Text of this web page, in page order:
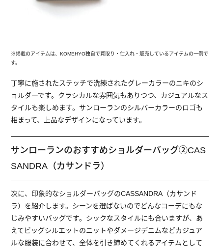
※掲載のアイテムは、KOMEHYO独自で買取り・仕入れ・販売しているアイテムの一例で
す。
丁寧に施されたステッチで洗練されたグレーカラーのニキのシ
ョルダーです。クラシカルな雰囲気もありつつ、カジュアルなス
タイルも楽しめます。サンローランのシルバーカラーのロゴも
相まって、上品なデザインになっています。
サンローランのおすすめショルダーバッグ②CAS
SANDRA（カサンドラ）
次に、印象的なショルダーバッグのCASSANDRA（カサンド
ラ）を紹介します。シーンを選ばないのでどんなコーデにもな
じみやすいバッグです。シックなスタイルにも合いますが、あ
えてビッグシルエットのニットやダメージデニムなどカジュア
ルな服装に合わせて、全体を引き締めてくれるアイテムとして